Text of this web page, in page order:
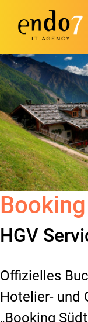
HGV
Offizielles
Hotelier- und
„Booking